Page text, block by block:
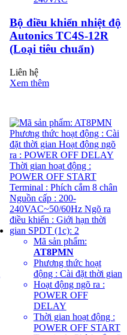
Bộ điều khiển nhiệt độ
Autonics TC4S-12R
(Loại tiêu chuẩn)
Liên hệ
Xem thêm
Mã sản phẩm:
AT8PMN
Phương thức hoạt
động : Cài đặt thời gian
Hoạt động ngõ ra :
POWER OFF
DELAY
Thời gian hoạt động :
POWER OFF START